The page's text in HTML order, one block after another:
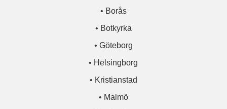
• Borås
• Botkyrka
• Göteborg
• Helsingborg
• Kristianstad
• Malmö